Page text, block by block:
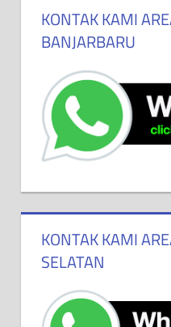
KONTAK KAMI
BANJARBARU
KONTAK KAMI
SELATAN